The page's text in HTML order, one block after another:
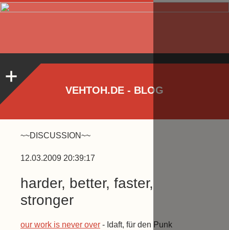
VEHTOH.DE - BLOG
~~DISCUSSION~~
12.03.2009 20:39:17
harder, better, faster,
stronger
our work is never over - Idaft, für den Punk